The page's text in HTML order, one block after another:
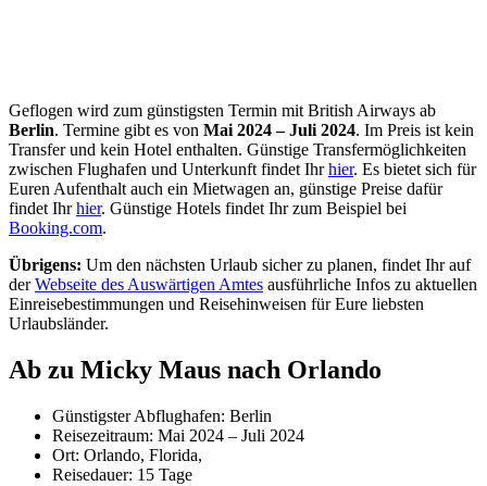
Geflogen wird zum günstigsten Termin mit British Airways ab
Berlin. Termine gibt es von Mai 2024 – Juli 2024. Im Preis ist kein
Transfer und kein Hotel enthalten. Günstige Transfermöglichkeiten
zwischen Flughafen und Unterkunft findet Ihrhier. Es bietet sich für
Euren Aufenthalt auch ein Mietwagen an, günstige Preise dafür
findet Ihrhier. Günstige Hotels findet Ihr zum Beispiel bei
Booking.com.
Übrigens: Um den nächsten Urlaub sicher zu planen, findet Ihr auf
derWebseite des Auswärtigen Amtes ausführliche Infos zu aktuellen
Einreisebestimmungen und Reisehinweisen für Eure liebsten
Urlaubsländer.
Ab zu Micky Maus nach Orlando
Günstigster Abflughafen: Berlin
Reisezeitraum: Mai 2024 – Juli 2024
Ort: Orlando, Florida,
Reisedauer: 15 Tage